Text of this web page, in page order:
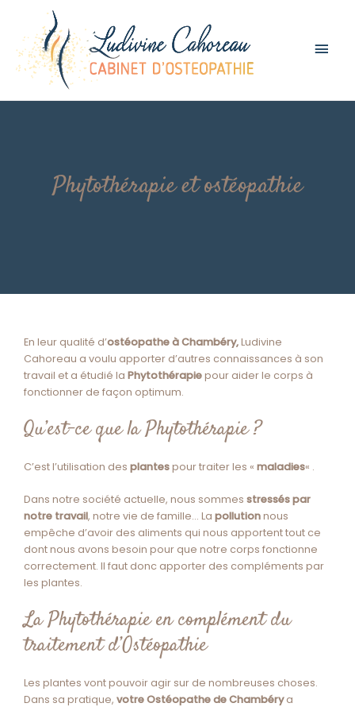
Phytothérapie et ostéopathie
En leur qualité d’ostéopathe à Chambéry,Ludivine
Cahoreau a voulu apporter d’autres connaissances à son
travail et a étudié la Phytothérapiepour aider le corps à
fonctionner de façon optimum.
Qu’est-ce que la Phytothérapie ?
C’est l’utilisation des plantespour traiter les « maladies« .
Dans notre société actuelle, nous sommes stressés par
notre travail, notre vie de famille… La pollutionnous
empêche d’avoir des aliments qui nous apportent tout ce
dont nous avons besoin pour que notre corps fonctionne
correctement. Il faut donc apporter des compléments par
les plantes.
La Phytothérapie en complément du
traitement d’Ostéopathie
Les plantes vont pouvoir agir sur de nombreuses choses.
Dans sa pratique, votre Ostéopathe de Chambérya